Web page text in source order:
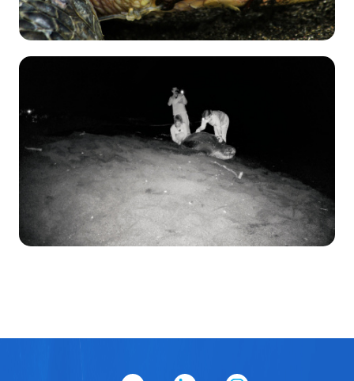
concientización
07 de Enero 2021
Eliécer Núñez Durán
Conservación
→ Monitoreo